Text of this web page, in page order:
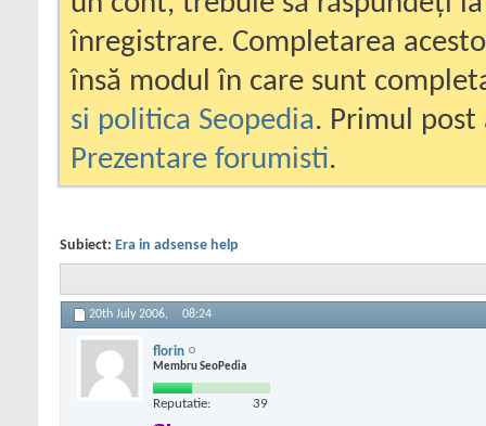
înregistrare. Completarea
însă modul în care sunt
si politica Seopedia. Primul
Prezentare forumisti.
Subiect: Era in adsense help
20th July 2006, 08:24
florin
Membru SeoPedia
Reputatie: 39